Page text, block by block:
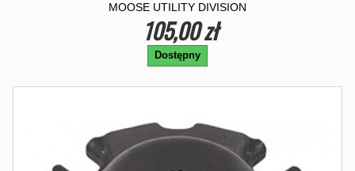
MOOSE UTILITY DIVISION
105,00 zł
Dostępny